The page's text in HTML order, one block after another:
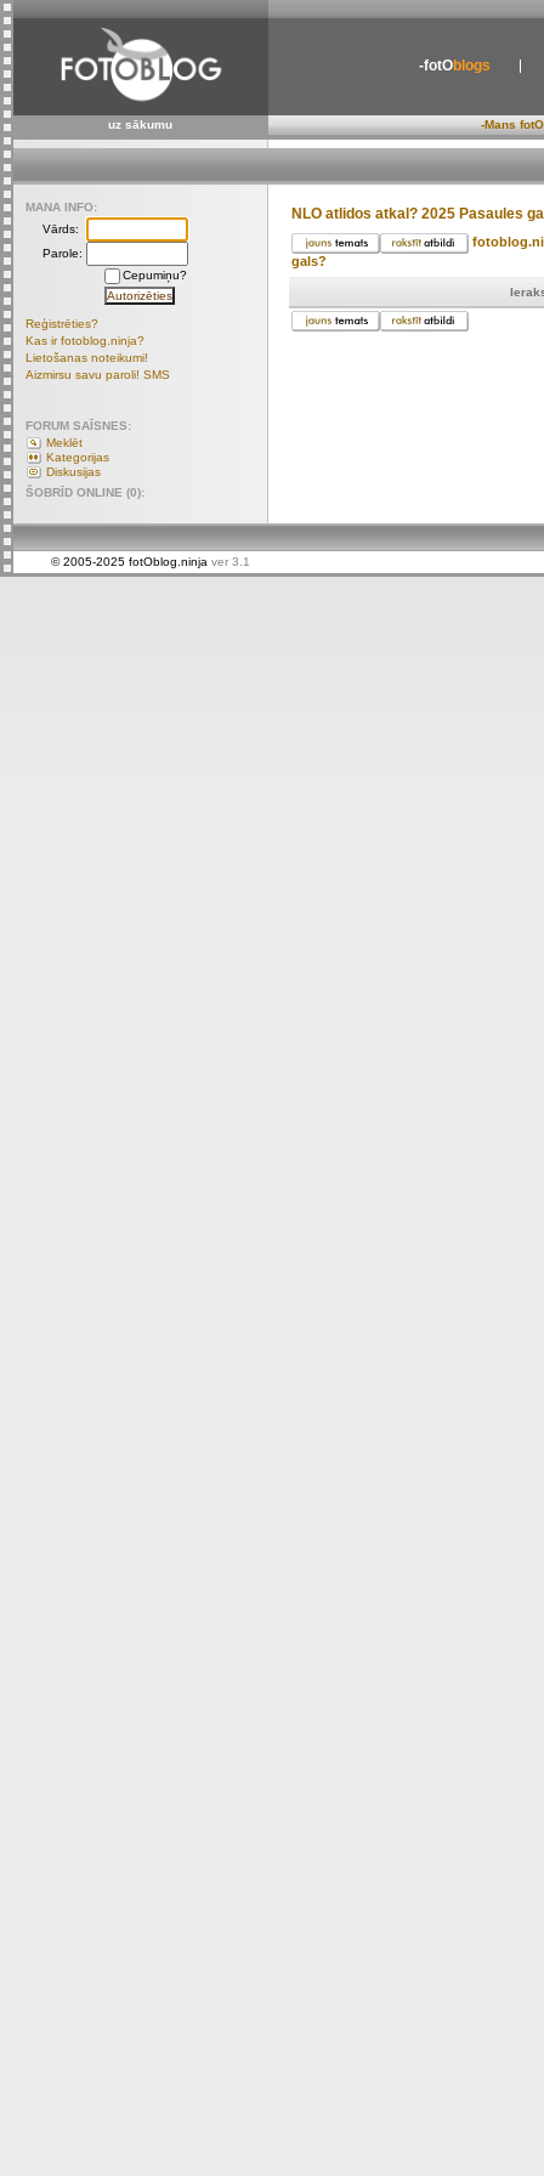
-fotOblogs
uz sākumu -Mans
NLO atlidos atkal? 2025 Pasaules
gals?
MANA INFO:
Vārds:
Parole:
Cepumiņu?
Reģistrēties?
Kas ir fotoblog.ninja?
Lietošanas noteikumi!
Aizmirsu savu paroli! SMS
FORUM SAĪSNES:
Meklēt
Kategorijas
Diskusijas
ŠOBRĪD ONLINE (0):
© 2005-2025 fotOblog.ninja ver 3.1